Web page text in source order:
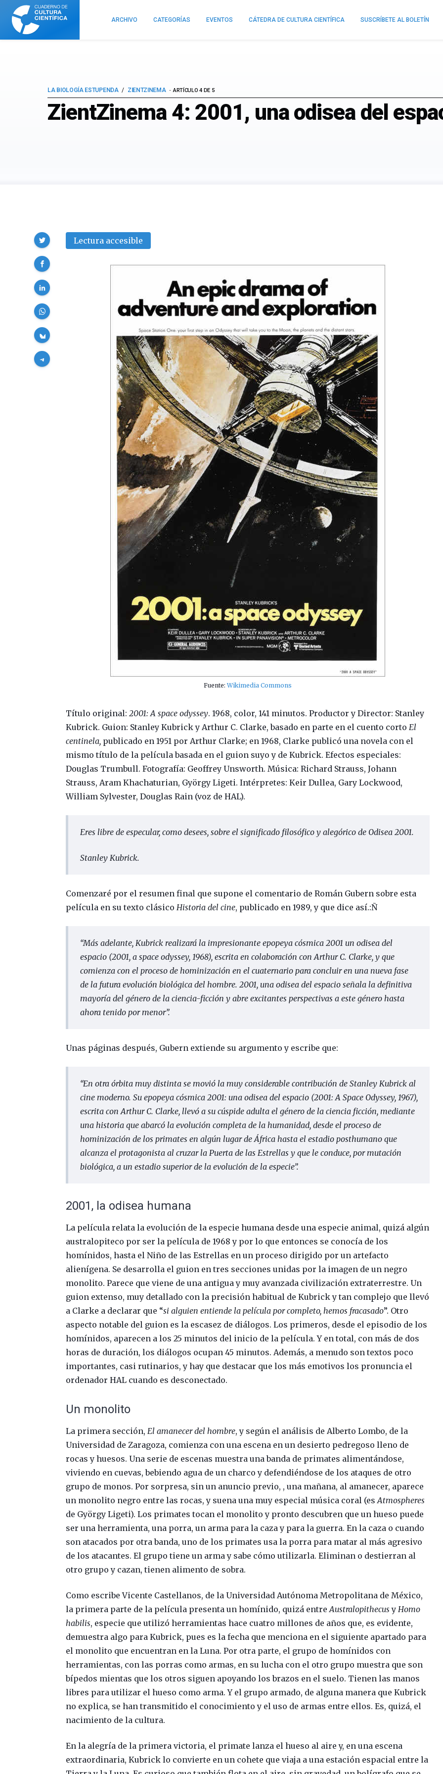
Cuaderno
Cultura
Científica
ARCHIVO CATEGORÍAS EVENTOS CÁTEDRA DE CULTURA CIENTÍFICA SUSCRÍBETE AL BOLETÍN
ZientZinema 4: 2001, una odisea del
LA BIOLOGÍA ESTUPENDA ZIENTZINEMA ARTÍCULO 4 DE 5
Lectura accesible
Fuente:Wikimedia Commons
Título original:2001: A space odyssey.1968, color, 141 minutos.Productor y Director: Stanley
Kubrick. Guion: Stanley Kubrick y Arthur C. Clarke, basado en parte en el cuento cortoEl
centinela, publicado en 1951 por Arthur Clarke; en 1968, Clarke publicó una novela con el
mismo título de la película basada en el guion suyo y de Kubrick.Efectos especiales:
Douglas Trumbull.Fotografía: Geoffrey Unsworth. Música: Richard Strauss, Johann
Strauss, Aram Khachaturian, György Ligeti. Intérpretes: Keir Dullea, Gary Lockwood,
William Sylvester, Douglas Rain (voz de HAL).
Eres libre de especular, como desees, sobre el significado filosófico y alegórico de Odisea 2001.
Stanley Kubrick.
Comenzaré por el resumen final que supone el comentario de Román Gubern sobre esta
película en su texto clásicoHistoria del cine, publicado en 1989, y que dice así.:Ñ
“Más adelante, Kubrick realizará la impresionante epopeya cósmica 2001 un odisea del
espacio (2001, a space odyssey, 1968), escrita en colaboración con Arthur C. Clarke, y que
comienza con el proceso de hominización en el cuaternario para concluir en una nueva fase
de la futura evolución biológica del hombre. 2001, una odisea del espacio señala la definitiva
mayoría del género de la ciencia-ficción y abre excitantes perspectivas a este género hasta
ahora tenido por menor”.
Unas páginas después, Gubern extiende su argumento y escribe que:
“En otra órbita muy distinta se movió la muy considerable contribución de Stanley Kubrick al
cine moderno.Su epopeya cósmica 2001: una odisea del espacio (2001: A Space Odyssey, 1967),
escrita con Arthur C. Clarke, llevó a su cúspide adulta el género de la ciencia ficción, mediante
una historia que abarcó la evolución completa de la humanidad, desde el proceso de
hominización de los primates en algún lugar de África hasta el estadio posthumano que
alcanza el protagonista al cruzar la Puerta de las Estrellas y que le conduce, por mutación
biológica, a un estadio superior de la evolución de la especie”.
2001, la odisea humana
La película relata la evolución de la especie humana desde una especie animal, quizá algún
australopiteco por ser la película de 1968 y por lo que entonces se conocía de los
homínidos, hasta el Niño de las Estrellas en un proceso dirigido por un artefacto
alienígena. Se desarrolla el guion en tres secciones unidas por la imagen de un negro
monolito. Parece que viene de una antigua y muy avanzada civilización extraterrestre. Un
guion extenso, muy detallado con la precisión habitual de Kubrick y tan complejo que llevó
a Clarke a declarar que “si alguien entiende la película por completo, hemos fracasado”. Otro
aspecto notable del guion es la escasez de diálogos. Los primeros, desde el episodio de los
homínidos, aparecen a los 25 minutos del inicio de la película. Y en total, con más de dos
horas de duración, los diálogos ocupan 45 minutos. Además, a menudo son textos poco
importantes, casi rutinarios, y hay que destacar que los más emotivos los pronuncia el
ordenador HAL cuando es desconectado.
Un monolito
La primera sección, El amanecer del hombre, y según el análisis de Alberto Lombo, de la
Universidad de Zaragoza, comienza con una escena en un desierto pedregoso lleno de
rocas y huesos. Una serie de escenas muestra una banda de primates alimentándose,
viviendo en cuevas, bebiendo agua de un charco y defendiéndose de los ataques de otro
grupo de monos. Por sorpresa, sin un anuncio previo, , una mañana, al amanecer, aparece
un monolito negro entre las rocas, y suena una muy especial música coral (esAtmospheres
de György Ligeti). Los primates tocan el monolito y pronto descubren que un hueso puede
ser una herramienta, una porra, un arma para la caza y para la guerra. En la caza o cuando
son atacados por otra banda, uno de los primates usa la porra para matar al más agresivo
de los atacantes. El grupo tiene un arma y sabe cómo utilizarla. Eliminan o destierran al
otro grupo y cazan, tienen alimento de sobra.
Como escribe Vicente Castellanos, de la Universidad Autónoma Metropolitana de México,
la primera parte de la película presenta un homínido, quizá entreAustralopithecus y Homo
habilis, especie que utilizó herramientas hace cuatro millones de años que, es evidente,
demuestra algo para Kubrick, pues es la fecha que menciona en el siguiente apartado para
el monolito que encuentran en la Luna. Por otra parte, el grupo de homínidos con
herramientas, con las porras como armas, en su lucha con el otro grupo muestra que son
bípedos mientas que los otros siguen apoyando los brazos en el suelo. Tienen las manos
libres para utilizar el hueso como arma. Y el grupo armado, de alguna manera que Kubrick
no explica, se han transmitido el conocimiento y el uso de armas entre ellos. Es, quizá, el
nacimiento de la cultura.
En la alegría de la primera victoria, el primate lanza el hueso al aire y, en una escena
extraordinaria, Kubrick lo convierte en un cohete que viaja a una estación espacial entre la
Compartir